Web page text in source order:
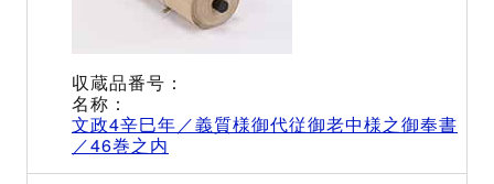
文政4辛巳年／義質様御代従御老中様之御奉書
／46巻之内